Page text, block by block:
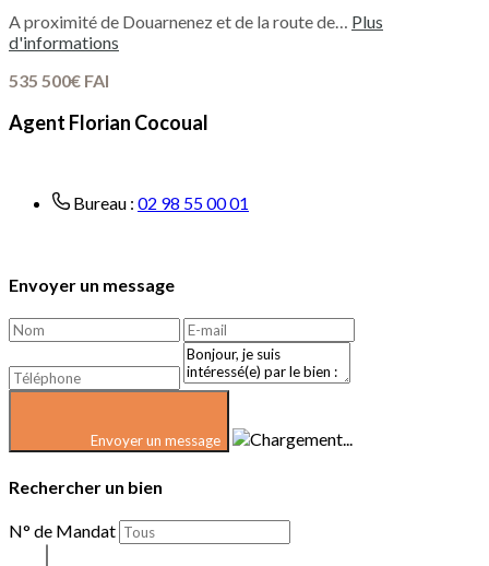
A proximité de Douarnenez et de la route de… Plus
d'informations
535 500€ FAI
Agent Florian Cocoual
Bureau : 02 98 55 00 01
Envoyer un message
Envoyer un message
Rechercher un bien
N° de Mandat